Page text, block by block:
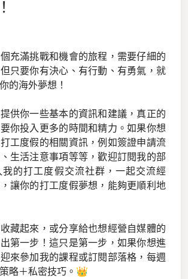
充滿挑戰和機會的旅程，需要仔細的
只要你有決心、有行動、有勇氣，就
的海外夢想！
供你一些基本的資訊和建議，真正的
你投入更多的時間和精力。如果你想
工度假的相關資訊，例如簽證申請流
生活注意事項等等，歡迎訂閱我的部
的打工度假交流社群，一起交流經
讓你的打工度假夢想，能夠更順利地
藏起來，或分享給也想經營自媒體的
第一步！這只是第一步，如果你想進
來參加我的課程或訂閱部落格，每週
略＋私密技巧。👑